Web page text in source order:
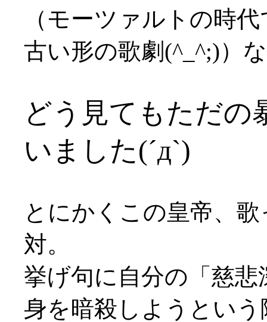
（モーツァルトの時
古い形の歌劇(^_^;)）
どう見てもただの
いました(´д`)
とにかくこの皇帝、
対。
挙げ句に自分の「慈
身を暗殺しようとい